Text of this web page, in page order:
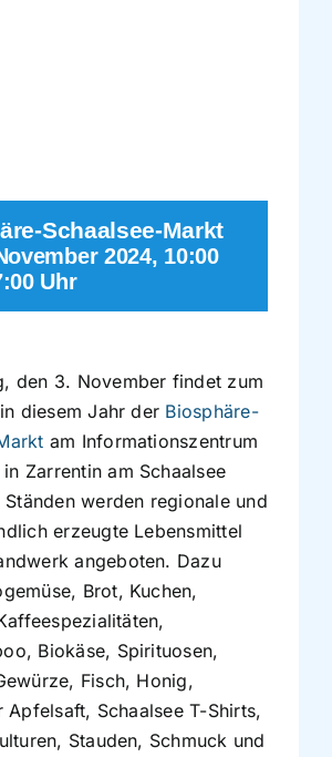
Kontakt
Karte
Shop
Schaalsee-Markt
2024, 10:00
Uhr
den 3. November findet zum
diesem Jahr der Biosphäre-
am Informationszentrum
in Zarrentin am Schaalsee
werden regionale und
erzeugte Lebensmittel
angeboten. Dazu
Brot, Kuchen,
Biokäse, Spirituosen,
Fisch, Honig,
Apfelsaft, Schaalsee T-Shirts,
Stauden, Schmuck und